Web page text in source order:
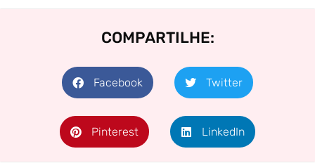
COMPARTILHE:
Facebook Twitter
Pinterest LinkedIn